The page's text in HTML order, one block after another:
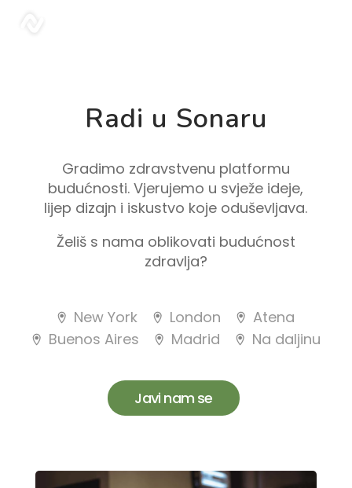
Radi u Sonaru
Gradimo zdravstvenu platformu
budućnosti. Vjerujemo u svježe ideje,
lijep dizajn i iskustvo koje oduševljava.
Želiš s nama oblikovati budućnost
zdravlja?
New York London
Atena
Buenos Aires
Madrid Na daljinu
Javi nam se